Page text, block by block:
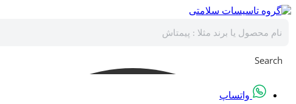
پرش
محتوا
Search
واتساپ